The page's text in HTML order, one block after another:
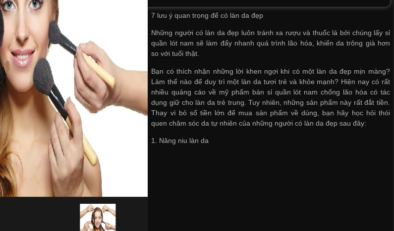
7 lưu ý quan trọng để có làn da đẹp
Những người có làn da đẹp luôn tránh xa rượu và thuốc lá bởi chúng lấy sỉ
quần lót nam sẽ làm đẩy nhanh quá trình lão hóa, khiến da trông già hơn
so với tuổi thật.
Bạn có thích nhận những lời khen ngợi khi có một làn da đẹp mịn màng?
Làm thế nào để duy trì một làn da tươi trẻ và khỏe mạnh? Hiện nay có rất
nhiều quảng cáo về mỹ phẩm bán sỉ quần lót nam chống lão hóa có tác
dụng giữ cho làn da trẻ trung. Tuy nhiên, những sản phẩm này rất đắt tiền.
Thay vì bỏ số tiền lớn để mua sản phẩm về dùng, bạn hãy học hỏi thói
quen chăm sóc da tự nhiên của những người có làn da đẹp sau đây:
1. Nâng niu làn da